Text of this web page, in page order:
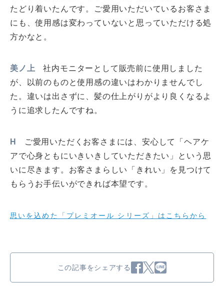
たどり着いたんです。ご愛用いただいているお客さま
にも、使用感は変わっていないと思っていただける処
方かなと。
美ノ上
社内モニターとして販売前に使用しました
が、以前のものと使用感の違いはわかりませんでし
た。違いは出さずに、髪の仕上がりがより良くなるよ
うに追求したんですね。
H
ご愛用いただくお客さまには、安心して「ヘアケ
アで心身ともにいきいきしていただきたい」という思
いに尽きます。お客さまらしい「きれい」を見つけて
もらうお手伝いができれば本望です。
思いを込めた「プレミオール シリーズ」はこちらから
この記事をシェアする